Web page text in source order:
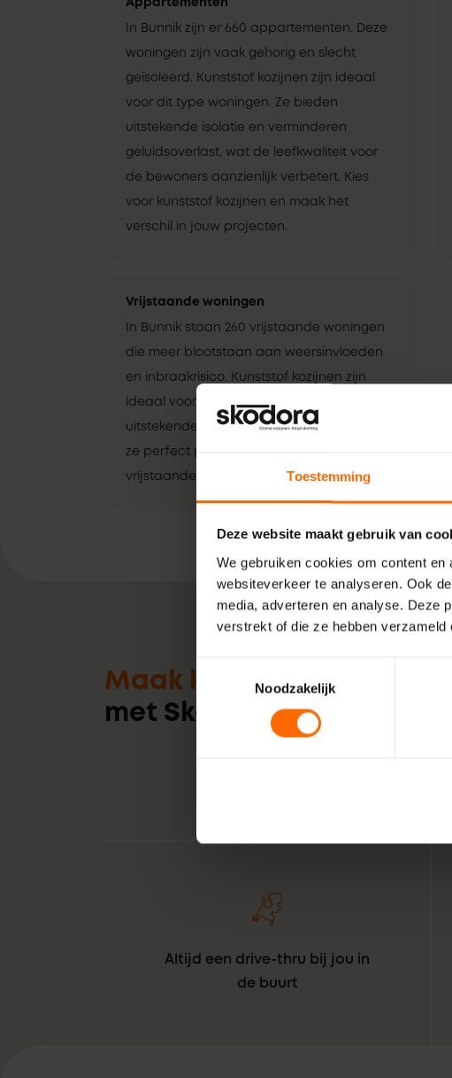
Toestemming
Deze website maakt gebruik van
We gebruiken cookies om content
websiteverkeer te analyseren. Ook
media, adverteren en analyse. Deze
verstrekt of die ze hebben
Noodzakelijk
Appartementen
In Bunnik zijn er 660 appartementen. Deze
woningen zijn vaak gehorig en slecht
geïsoleerd. Kunststof kozijnen zijn ideaal
voor dit type woningen. Ze bieden
uitstekende isolatie en verminderen
geluidsoverlast, wat de leefkwaliteit voor
de bewoners aanzienlijk verbetert. Kies
voor kunststof kozijnen en maak het
verschil in jouw projecten.
Vrijstaande woningen
In Bunnik staan 260 vrijstaande woningen
die meer blootstaan aan weersinvloeden
en inbraakrisico. Kunststof kozijnen zijn
ideaal voor deze woningen. Ze bieden
uitstekende isolatie en veiligheid, waardoor
ze perfect passen bij de uitdagingen van
vrijstaande woningen.
Maak kennis
met Skodora
Altijd een drive-thru bij jou in
de buurt